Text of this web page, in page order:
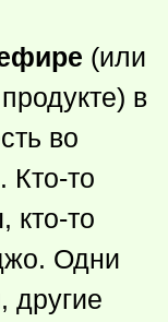
(или
в
во
Кто-то
кто-то
Одни
другие